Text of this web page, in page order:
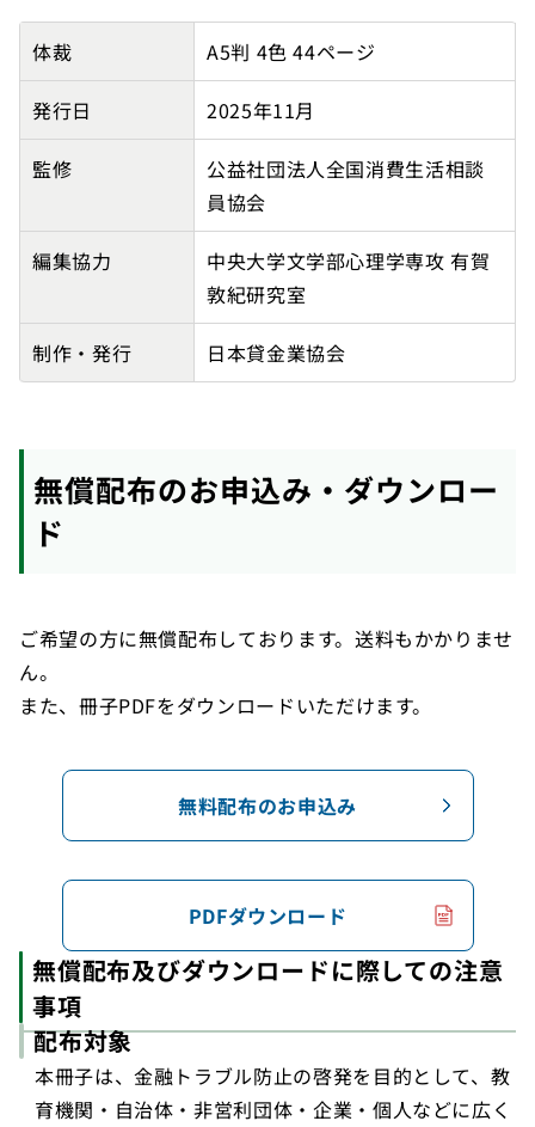
融トラブル防止のためのQ&A BOOKの詳細
体裁 A5判 4色 44ページ
発行日 2025年11月
監修
公益社団法人全国消費生活相談
員協会
編集協力
中央大学文学部心理学専攻 有賀
敦紀研究室
制作・発行 日本貸金業協会
無償配布のお申込み・ダウンロー
ド
ご希望の方に無償配布しております。送料もかかりませ
ん。
また、冊子PDFをダウンロードいただけます。
無料配布のお申込み
PDFダウンロード
（PDF）
無償配布及びダウンロードに際しての注意
事項
配布対象
本冊子は、金融トラブル防止の啓発を目的として、教
育機関・自治体・非営利団体・企業・個人などに広く